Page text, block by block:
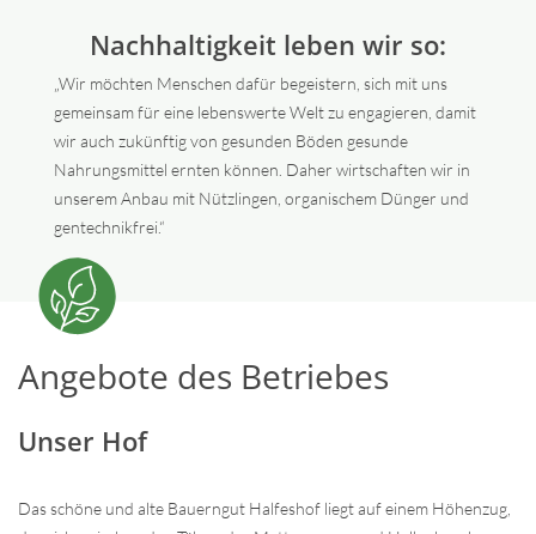
Nachhaltigkeit leben wir so:
„Wir möchten Menschen dafür begeistern, sich mit uns
gemeinsam für eine lebenswerte Welt zu engagieren, damit
wir auch zukünftig von gesunden Böden gesunde
Nahrungsmittel ernten können. Daher wirtschaften wir in
unserem Anbau mit Nützlingen, organischem Dünger und
gentechnikfrei.“
Angebote des Betriebes
Unser Hof
Das schöne und alte Bauerngut Halfeshof liegt auf einem Höhenzug,